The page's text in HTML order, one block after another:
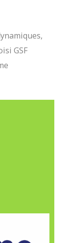
GSF